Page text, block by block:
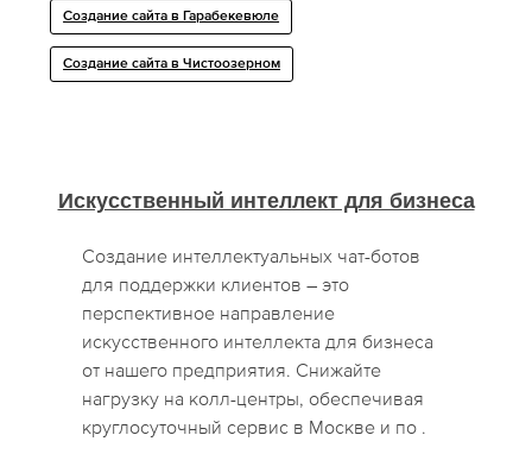
Создание сайта в Гарабекевюле
Создание сайта в Чистоозерном
Искусственный интеллект для бизнеса
Создание интеллектуальных чат-ботов
для поддержки клиентов – это
перспективное направление
искусственного интеллекта для бизнеса
от нашего предприятия. Снижайте
нагрузку на колл-центры, обеспечивая
круглосуточный сервис в Москве и по .